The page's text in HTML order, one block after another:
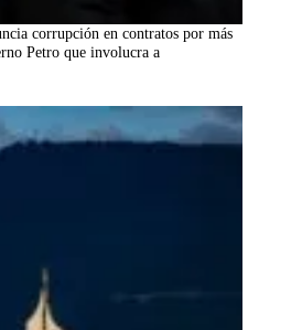
corrupción en contratos por más
Petro que involucra a